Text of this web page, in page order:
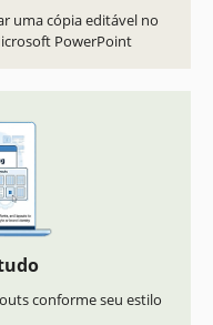
uma cópia editável no
PowerPoint
conforme seu estilo